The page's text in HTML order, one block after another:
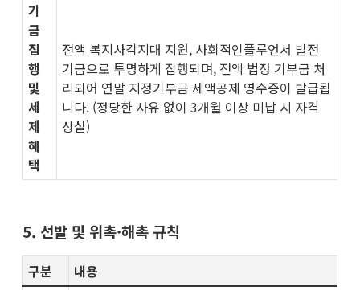
기
금
집
행
및
세
제
혜
택​
전액 복지사각지대 지원, 사회적인플루언서 발전
기금으로 투명하게 집행되며, 전액 법정 기부금 처
리되어 연말 지정기부금 세액공제 영수증이 발급됩
니다. (정당한 사유 없이 3개월 이상 미납 시 자격
상실)
5. 선발 및 위촉·해촉 규칙
구분
내용